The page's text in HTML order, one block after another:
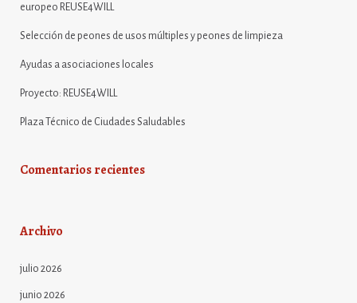
europeo REUSE4WILL
Selección de peones de usos múltiples y peones de limpieza
Ayudas a asociaciones locales
Proyecto: REUSE4WILL
Plaza Técnico de Ciudades Saludables
Comentarios recientes
Archivo
julio 2026
junio 2026